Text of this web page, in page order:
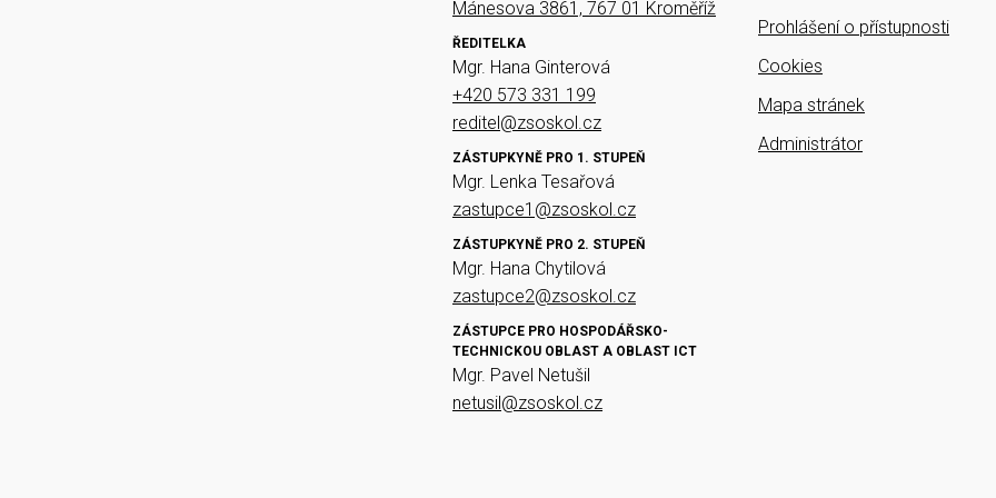
Mánesova 3861, 767 01 Kroměříž
ŘEDITELKA
Mgr. Hana Ginterová
+420 573 331 199
reditel@zsoskol.cz
ZÁSTUPKYNĚ PRO 1. STUPEŇ
Mgr. Lenka Tesařová
zastupce1@zsoskol.cz
ZÁSTUPKYNĚ PRO 2. STUPEŇ
Mgr. Hana Chytilová
zastupce2@zsoskol.cz
ZÁSTUPCE PRO HOSPODÁŘSKO-
TECHNICKOU OBLAST A OBLAST ICT
Mgr. Pavel Netušil
netusil@zsoskol.cz
Prohlášení o přístupnosti
Cookies
Mapa stránek
Administrátor